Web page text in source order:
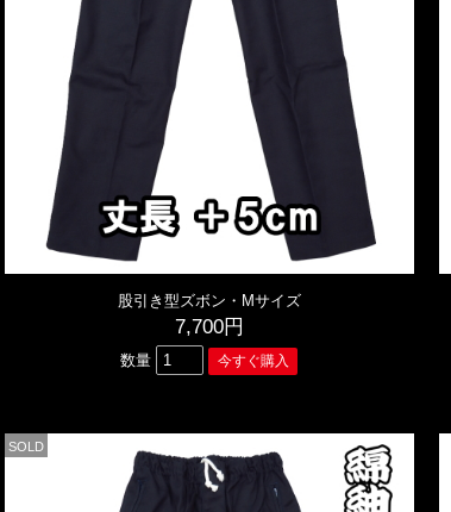
股引き型ズボン・Mサイズ
7,700円
数量
SOLD